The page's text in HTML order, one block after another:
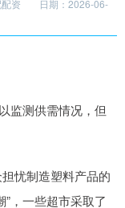
资
日期：2026-06-
监测供需情况，但
忧制造塑料产品的
，一些超市采取了